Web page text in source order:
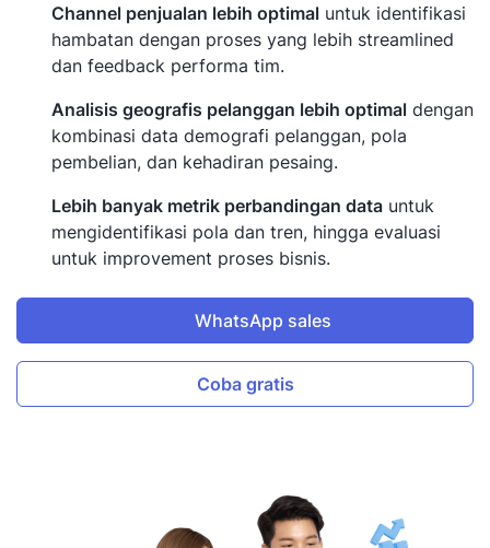
Channel penjualan lebih optimal untuk identifikasi
hambatan dengan proses yang lebih streamlined
dan feedback performa tim.
Analisis geografis pelanggan lebih optimal dengan
kombinasi data demografi pelanggan, pola
pembelian, dan kehadiran pesaing.
Lebih banyak metrik perbandingan data untuk
mengidentifikasi pola dan tren, hingga evaluasi
untuk improvement proses bisnis.
WhatsApp sales
Coba gratis